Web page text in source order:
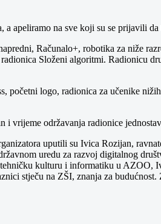
apeliramo na sve koji su se prijavili
Računalo+, robotika za niže
Složeni algoritmi. Radionicu
logo, radionica za učenike
vrijeme održavanja radionice
uputili su Ivica Rozijan,
uredu za razvoj digitalnog
kulturu i informatiku u AZOO,
stječu na ZŠI, znanja za budućnost.